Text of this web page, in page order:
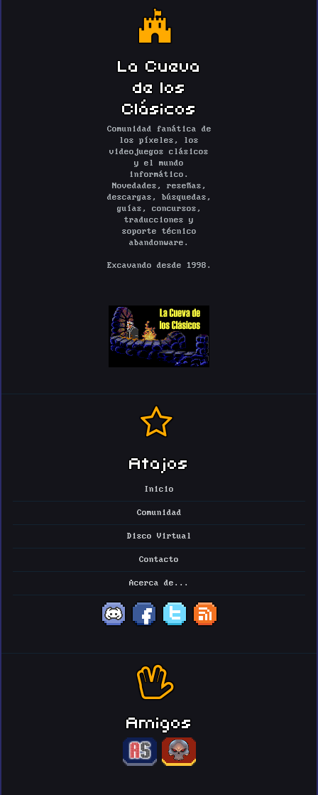
La Cueva
de los
Clásicos
Comunidad fanática de
los píxeles, los
videojuegos clásicos
y el mundo
informático.
Novedades, reseñas,
descargas, búsquedas,
guías, concursos,
traducciones y
soporte técnico
abandonware.
Excavando desde 1998.
Atajos
Inicio
Comunidad
Disco Virtual
Contacto
Acerca de...
Amigos